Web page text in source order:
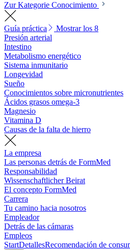
Zur Kategorie Conocimiento
Guía práctica
Mostrar los 8
Presión arterial
Intestino
Metabolismo energético
Sistema inmunitario
Longevidad
Sueño
Conocimientos sobre micronutrientes
Ácidos grasos omega-3
Magnesio
Vitamina D
Causas de la falta de hierro
La empresa
Las personas detrás de FormMed
Responsabilidad
Wissenschaftlicher Beirat
El concepto FormMed
Carrera
Tu camino hacia nosotros
Empleador
Detrás de las cámaras
Empleos
StartDetallesRecomendación de